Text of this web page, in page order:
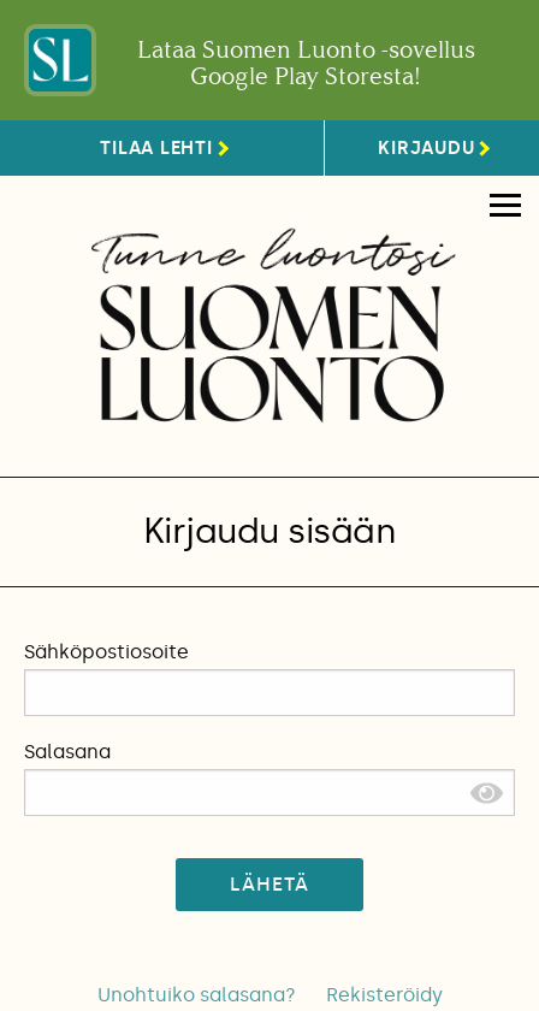
Lataa Suomen Luonto -sovellus
Google Play Storesta!
TILAA LEHTI KIRJAUDU
Kirjaudu sisään
Sähköpostiosoite
Salasana
LÄHETÄ
Unohtuiko salasana? Rekisteröidy